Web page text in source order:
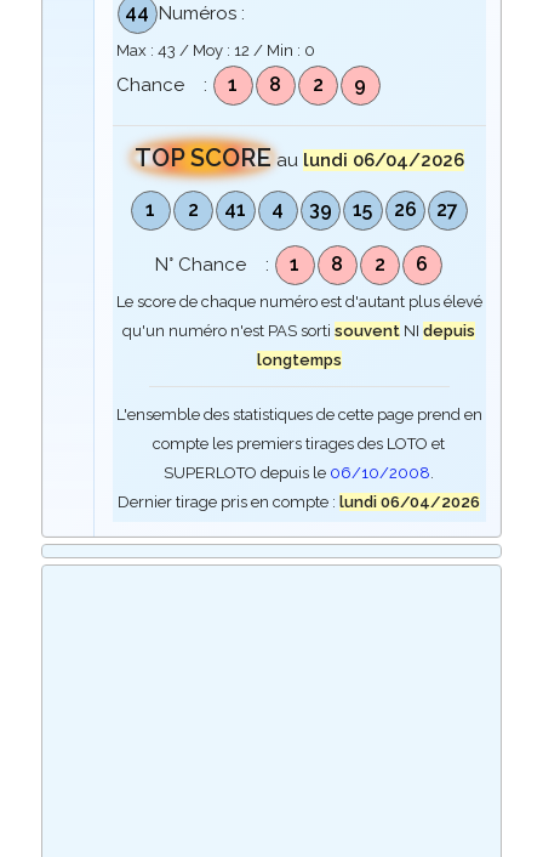
44 Numéros :
Max : 43 / Moy : 12 / Min : 0
Chance : 1 8 2 9
TOP SCORE au lundi 06/04/2026
1 2 41 4 39 15 26 27
N° Chance : 1 8 2 6
Le score de chaque numéro est d'autant plus élevé
qu'un numéro n'est PAS sortisouvent NIdepuis
longtemps
L'ensemble des statistiques de cette page prend en
compte les premiers tirages des LOTO et
SUPERLOTO depuis le 06/10/2008.
Dernier tirage pris en compte :lundi 06/04/2026